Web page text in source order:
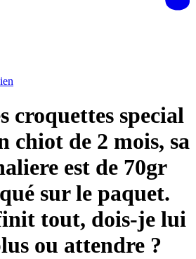
croquettes special
chiot de 2 mois, sa
est de 70gr
sur le paquet.
tout, dois-je lui
ou attendre ?